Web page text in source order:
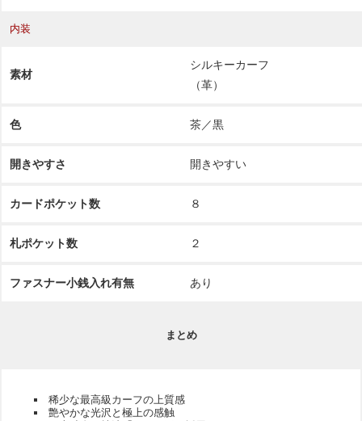
内装
素材
シルキーカーフ
（革）
色 茶／黒
開きやすさ 開きやすい
カードポケット数 ８
札ポケット数 ２
ファスナー小銭入れ有無 あり
まとめ
稀少な最高級カーフの上質感
艶やかな光沢と極上の感触